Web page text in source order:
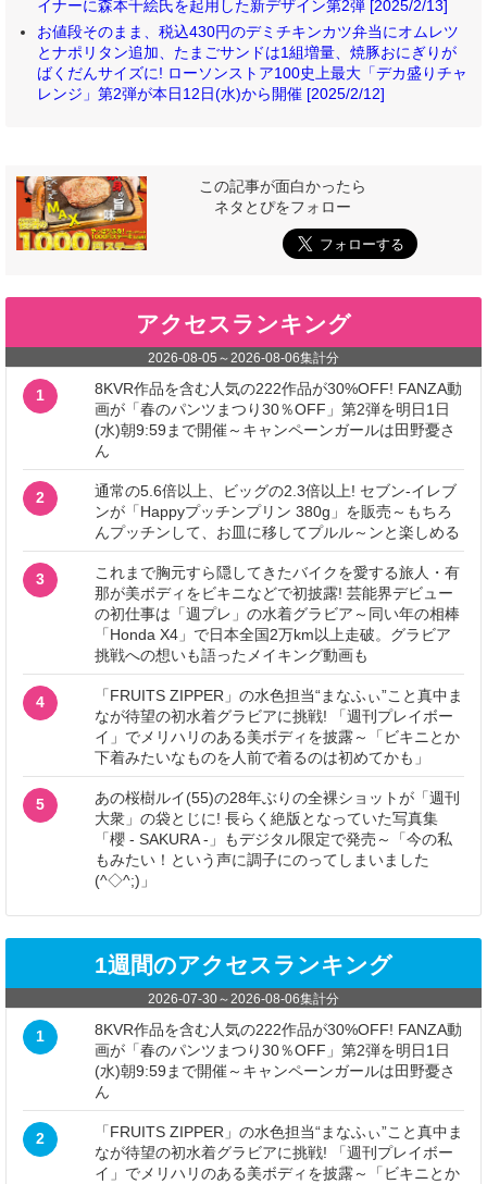
イナーに森本千絵氏を起用した新デザイン第2弾 [2025/2/13]
お値段そのまま、税込430円のデミチキンカツ弁当にオムレツ
とナポリタン追加、たまごサンドは1組増量、焼豚おにぎりが
ばくだんサイズに! ローソンストア100史上最大「デカ盛りチャ
レンジ」第2弾が本日12日(水)から開催 [2025/2/12]
この記事が面白かったら
ネタとぴをフォロー
アクセスランキング
2026-08-05 ～2026-08-06集計分
1
8KVR作品を含む人気の222作品が30%OFF! FANZA動
画が「春のパンツまつり30％OFF」第2弾を明日1日
(水)朝9:59まで開催～キャンペーンガールは田野憂さ
ん
2
通常の5.6倍以上、ビッグの2.3倍以上! セブン‐イレブ
ンが「Happyプッチンプリン 380g」を販売～もちろ
んプッチンして、お皿に移してプルル～ンと楽しめる
3
これまで胸元すら隠してきたバイクを愛する旅人・有
那が美ボディをビキニなどで初披露! 芸能界デビュー
の初仕事は「週プレ」の水着グラビア～同い年の相棒
「Honda X4」で日本全国2万km以上走破。グラビア
挑戦への想いも語ったメイキング動画も
4
「FRUITS ZIPPER」の水色担当“まなふぃ”こと真中ま
なが待望の初水着グラビアに挑戦! 「週刊プレイボー
イ」でメリハリのある美ボディを披露～「ビキニとか
下着みたいなものを人前で着るのは初めてかも」
5
あの桜樹ルイ(55)の28年ぶりの全裸ショットが「週刊
大衆」の袋とじに! 長らく絶版となっていた写真集
「櫻 - SAKURA -」もデジタル限定で発売～「今の私
もみたい！という声に調子にのってしまいました
(^◇^;)」
1週間のアクセスランキング
2026-07-30～2026-08-06集計分
1
8KVR作品を含む人気の222作品が30%OFF! FANZA動
画が「春のパンツまつり30％OFF」第2弾を明日1日
(水)朝9:59まで開催～キャンペーンガールは田野憂さ
ん
2
「FRUITS ZIPPER」の水色担当“まなふぃ”こと真中ま
なが待望の初水着グラビアに挑戦! 「週刊プレイボー
イ」でメリハリのある美ボディを披露～「ビキニとか